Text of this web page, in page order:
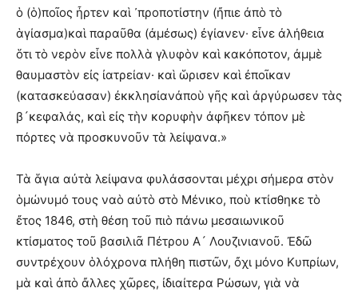
ὁ (ὁ)ποῖος ἦρτεν καὶ ᾽προποτίστην (ἤπιε ἀπὸ τὸ
ἁγίασμα)καὶ παραῦθα (ἀμέσως) ἐγίανεν· εἶνε ἀλήθεια
ὅτι τὸ νερὸν εἶνε πολλὰ γλυφὸν καὶ κακόποτον, ἀμμὲ
θαυμαστὸν εἰς ἰατρείαν· καὶ ὥρισεν καὶ ἐποῖκαν
(κατασκεύασαν) ἐκκλησίανἀποὺ γῆς καὶ ἀργύρωσεν τὰς
β´κεφαλάς, καὶ εἰς τὴν κορυφὴν ἀφῆκεν τόπον μὲ
πόρτες νὰ προσκυνοῦν τὰ λείψανα.»
Τὰ ἅγια αὐτὰ λείψανα φυλάσσονται μέχρι σήμερα στὸν
ὁμώνυμό τους ναὸ αὐτὸ στὸ Μένικο, ποὺ κτίσθηκε τὸ
ἔτος 1846, στὴ θέση τοῦ πιὸ πάνω μεσαιωνικοῦ
κτίσματος τοῦ βασιλιᾶ Πέτρου Α´ Λουζινιανοῦ. Ἐδῶ
συντρέχουν ὁλόχρονα πλήθη πιστῶν, ὄχι μόνο Κυπρίων,
μὰ καὶ ἀπὸ ἄλλες χῶρες, ἰδιαίτερα Ρώσων, γιὰ νὰ